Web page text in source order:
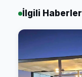
İlgili Haberler